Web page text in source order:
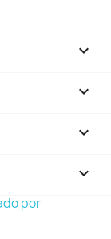



keyboard_arrow_down
por